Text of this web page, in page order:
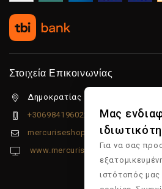
Στοιχεία Επικοινωνίας
Δημοκρατίας 5β Λιμένας
+306984196022
mercuriseshop@gmail.com
www.mercuriseshop.gr
Μας
Για να σας
ιστότοπός μας